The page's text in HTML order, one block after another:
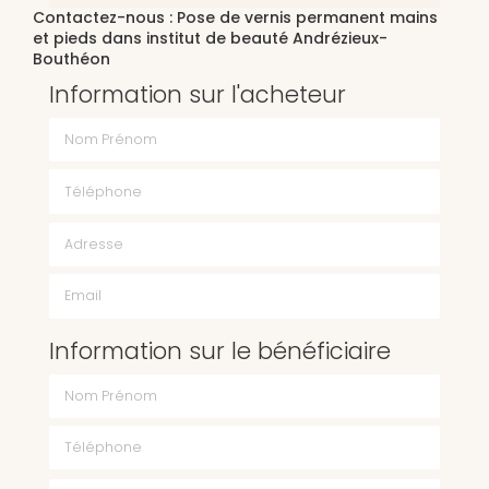
Contactez-nous : Pose de vernis permanent mains
et pieds dans institut de beauté Andrézieux-
Bouthéon
Information sur l'acheteur
Information sur le bénéficiaire